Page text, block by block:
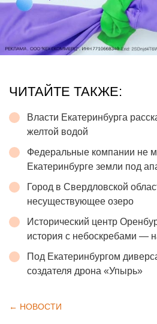
ЧИТАЙТЕ ТАКЖЕ:
Власти Екатеринбурга
желтой водой
Федеральные компании не
Екатеринбурге земли под
Город в Свердловской
несуществующее озеро
Исторический центр
история с небоскребами —
Под Екатеринбургом
создателя дрона «Упырь»
← НОВОСТИ